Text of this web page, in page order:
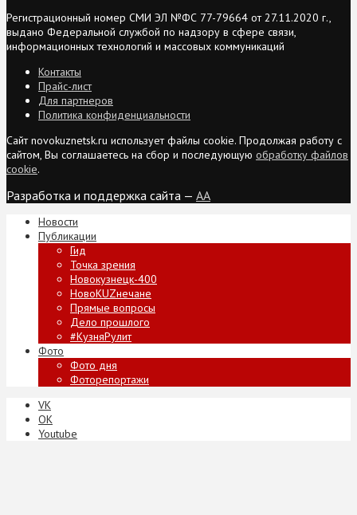
Регистрационный номер СМИ ЭЛ №ФС 77-79664 от 27.11.2020 г.,
выдано Федеральной службой по надзору в сфере связи,
информационных технологий и массовых коммуникаций
Контакты
Прайс-лист
Для партнеров
Политика конфиденциальности
Сайт novokuznetsk.ru использует файлы cookie. Продолжая работу с
сайтом, Вы соглашаетесь на сбор и последующую обработку файлов
cookie.
Разработка и поддержка сайта — AA
Новости
Публикации
Гид
Точка зрения
Новокузнецк-400
НовоKUZнечане
Прямые вопросы
Дело прошлого
#КузняРулит
Фото
Фото дня
Фоторепортажи
VK
ОК
Youtube